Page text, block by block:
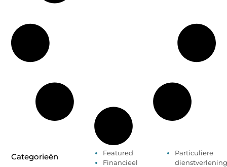
Categorieën
Featured
Financieel
Particuliere
dienstverlening